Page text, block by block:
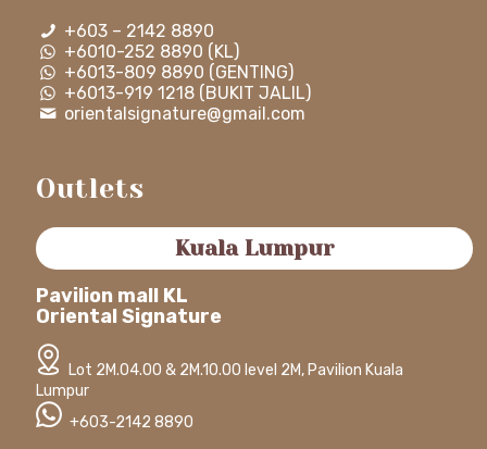
+603 – 2142 8890
+6010-252 8890 (KL)
+6013-809 8890 (GENTING)
+6013-919 1218 (BUKIT JALIL)
orientalsignature@gmail.com
Outlets
Kuala Lumpur
Pavilion mall KL
Oriental Signature
Lot 2M.04.00 & 2M.10.00 level 2M, Pavilion Kuala
Lumpur
+603-2142 8890